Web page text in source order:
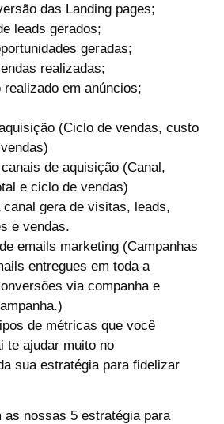
das Landing pages;
leads gerados;
geradas;
realizadas;
realizado em anúncios;
(Ciclo de vendas, custo
de aquisição (Canal,
e ciclo de vendas)
canal gera de visitas, leads,
e vendas.
emails marketing (Campanhas
entregues em toda a
via companha e
de métricas que você
te ajudar muito no
sua estratégia para fidelizar
as nossas 5 estratégia para